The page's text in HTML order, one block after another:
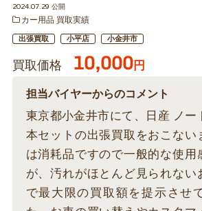
2024.07.29 公開
カー用品 買取実績
出張買取 小平店 小金井市
買取価格 10,000円
担当バイヤーからのコメント
東京都小金井市にて、日産 ノー
本セットの出張買取をおこない
は消耗品ですので一般的な使用
が、汚れがほとんど見られない
で最大限の買取額を提示させ